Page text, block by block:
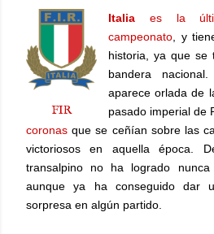
FIR
Italia es la
campeonato , y
historia, ya que se
bandera
aparece orlada de
pasado imperial de
coronas que se ceñían sobre las
victoriosos en aquella época.
transalpino no ha logrado nunca
aunque ya ha conseguido dar
sorpresa en algún partido.